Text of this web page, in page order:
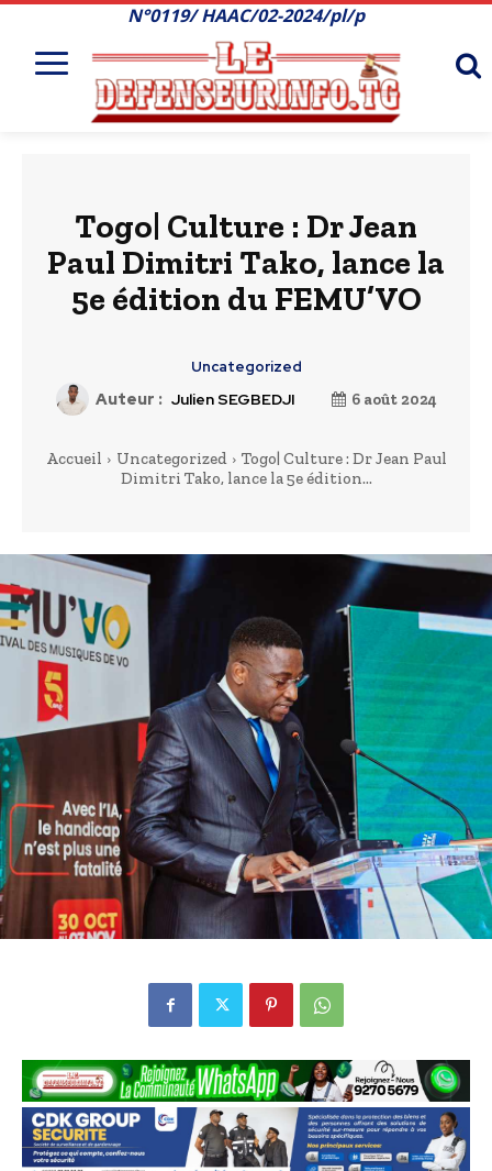
N°0119/ HAAC/02-2024/pl/p
Togo| Culture : Dr Jean
Paul Dimitri Tako, lance la
5e édition du FEMU’VO
Uncategorized
Auteur : Julien SEGBEDJI 6 août 2024
Accueil Uncategorized
Togo| Culture : Dr Jean Paul
Dimitri Tako, lance la 5e édition...